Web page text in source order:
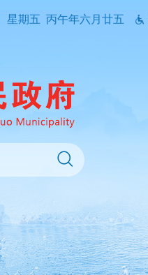
星期五 丙午年六月廿五